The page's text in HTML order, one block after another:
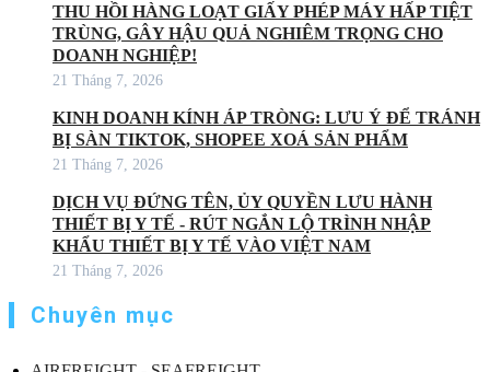
THU HỒI HÀNG LOẠT GIẤY PHÉP MÁY HẤP TIỆT
TRÙNG, GÂY HẬU QUẢ NGHIÊM TRỌNG CHO
DOANH NGHIỆP!
21 Tháng 7, 2026
KINH DOANH KÍNH ÁP TRÒNG: LƯU Ý ĐỂ TRÁNH
BỊ SÀN TIKTOK, SHOPEE XOÁ SẢN PHẨM
21 Tháng 7, 2026
DỊCH VỤ ĐỨNG TÊN, ỦY QUYỀN LƯU HÀNH
THIẾT BỊ Y TẾ - RÚT NGẮN LỘ TRÌNH NHẬP
KHẨU THIẾT BỊ Y TẾ VÀO VIỆT NAM
21 Tháng 7, 2026
Chuyên mục